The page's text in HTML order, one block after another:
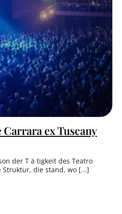
ex Tuscany
der T ä tigkeit des Teatro
die stand, wo [...]